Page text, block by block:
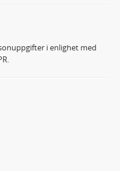
i enlighet med